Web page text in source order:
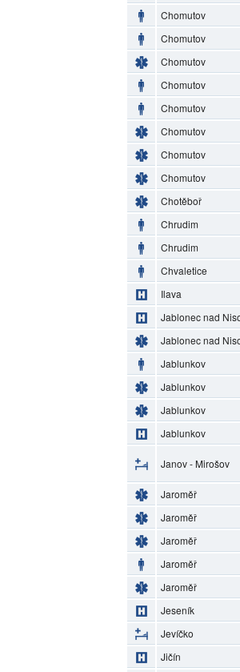
Chomutov
Chomutov
Chomutov
Chomutov
Chomutov
Chomutov
Chomutov
Chomutov
Chotěboř
Chrudim
Chrudim
Chvaletice
Ilava
Jablonec nad
Jablonec nad
Jablunkov
Jablunkov
Jablunkov
Jablunkov
Janov - Mirošov
Jaroměř
Jaroměř
Jaroměř
Jaroměř
Jaroměř
Jeseník
Jevíčko
Jičín